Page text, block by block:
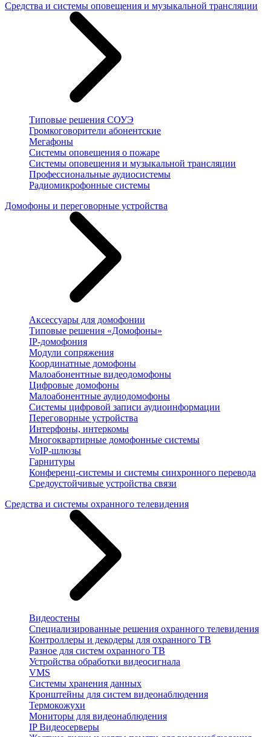
Средства и системы оповещения и музыкальной трансляции
Типовые решения СОУЭ
Громкоговорители абонентские
Мегафоны
Системы оповещения о пожаре
Системы оповещения и музыкальной трансляции
Профессиональные аудиосистемы
Радиомикрофонные системы
Домофоны и переговорные устройства
Аксессуары для домофонии
Типовые решения «Домофоны»
IP-домофония
Модули сопряжения
Координатные домофоны
Малоабонентные видеодомофоны
Цифровые домофоны
Малоабонентные аудиодомофоны
Системы цифровой записи аудиоинформации
Переговорные устройства
Интерфоны, интеркомы
Многоквартирные домофонные системы
VoIP-шлюзы
Гарнитуры
Конференц-системы и системы синхронного перевода
Средоустойчивые устройства связи
Средства и системы охранного телевидения
Видеостены
Специализированные решения охранного телевидения
Контроллеры и декодеры для охранного ТВ
Разное для систем охранного ТВ
Устройства обработки видеосигнала
VMS
Системы хранения данных
Кронштейны для систем видеонаблюдения
Термокожухи
Мониторы для видеонаблюдения
IP Видеосерверы